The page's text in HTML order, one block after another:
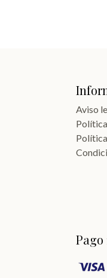
Aviso
Pago